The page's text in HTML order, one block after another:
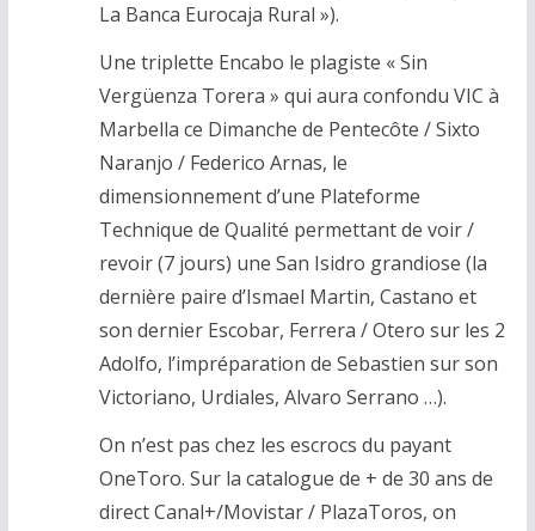
La Banca Eurocaja Rural »).
Une triplette Encabo le plagiste « Sin
Vergüenza Torera » qui aura confondu VIC à
Marbella ce Dimanche de Pentecôte / Sixto
Naranjo / Federico Arnas, le
dimensionnement d’une Plateforme
Technique de Qualité permettant de voir /
revoir (7 jours) une San Isidro grandiose (la
dernière paire d’Ismael Martin, Castano et
son dernier Escobar, Ferrera / Otero sur les 2
Adolfo, l’impréparation de Sebastien sur son
Victoriano, Urdiales, Alvaro Serrano …).
On n’est pas chez les escrocs du payant
OneToro. Sur la catalogue de + de 30 ans de
direct Canal+/Movistar / PlazaToros, on